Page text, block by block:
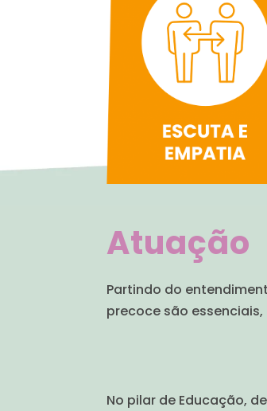
Atuação
Partindo do
precoce são
No pilar de Educação,